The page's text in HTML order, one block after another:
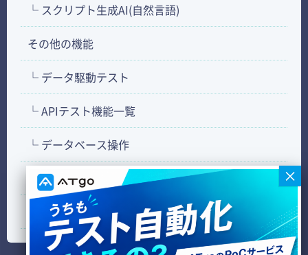
└ スクリプト生成AI(自然言語)
その他の機能
└ データ駆動テスト
└ APIテスト機能一覧
└ データベース操作
└ FTP操作
└ セルフヒーリング